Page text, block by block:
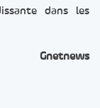
dans les
Gnetnews